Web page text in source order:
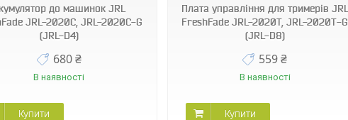
до машинок JRL
JRL-2020C, JRL-2020C-G
(JRL-D4)
680 ₴
В наявності
Купити
Плата управління для тримерів JRL
FreshFade JRL-2020Т, JRL-2020T-G
(JRL-D8)
559 ₴
В наявності
Купити